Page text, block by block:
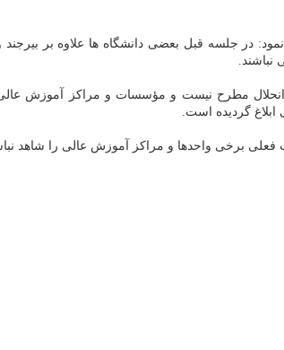
در جلسه قبل بعضی دانشگاه ها علاوه بر بیرجند و
نباشند.
انحلال مطرح نیست و مؤسسات و مراکز آموزش
ابلاغ گردیده است.
برخی واحدها و مراکز آموزش عالی را شاهد